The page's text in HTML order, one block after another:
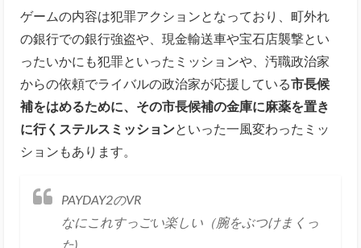
ゲームの内容は犯罪アクションとなっており、町外れ
の銀行での銀行強盗や、現金輸送車や宝石店襲撃とい
ったいかにも犯罪といったミッションや、汚職政治家
からの依頼でライバルの政治家が応援している市長候
補をはめるために、その市長候補の金庫に麻薬を置き
に行くステルスミッションといった一風変わったミッ
ションもあります。
PAYDAY2のVR
なにこれすっごい楽しい（腕をぶつけまくっ
た)